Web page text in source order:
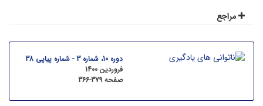
مراجع
دوره 10، شماره 3 - شماره پیاپی 38
فروردین 1400
صفحه366-379